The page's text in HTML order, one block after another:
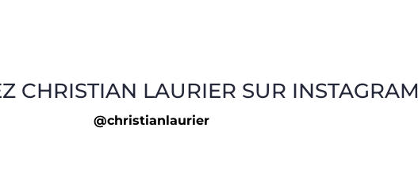
CHRISTIAN LAURIER SUR INSTAGRAM
@christianlaurier